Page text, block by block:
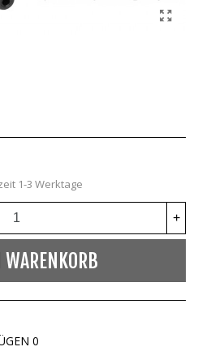
1-3 Werktage
+
WARENKORB
0